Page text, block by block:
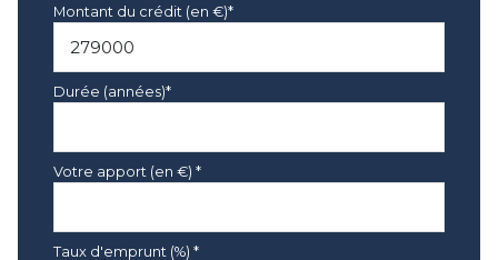
Montant du crédit (en €)*
Durée (années)*
Votre apport (en €) *
Taux d'emprunt (%) *